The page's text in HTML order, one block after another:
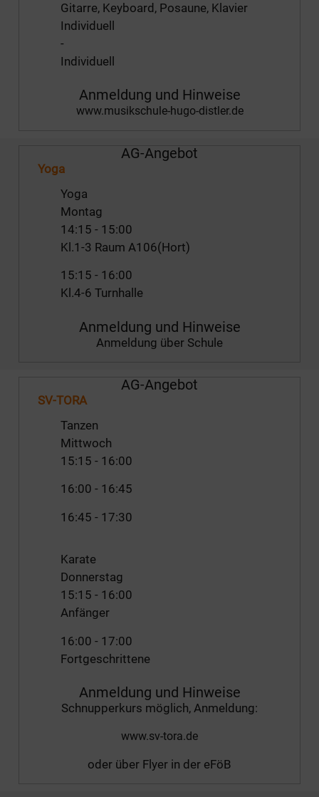
Gitarre, Keyboard, Posaune, Klavier
Individuell
-
Individuell
Anmeldung und Hinweise
www.musikschule-hugo-distler.de
AG-Angebot
Yoga
Yoga
Montag
14:15 - 15:00
Kl.1-3 Raum A106(Hort)
15:15 - 16:00
Kl.4-6 Turnhalle
Anmeldung und Hinweise
Anmeldung über Schule
AG-Angebot
SV-TORA
Tanzen
Mittwoch
15:15 - 16:00
16:00 - 16:45
16:45 - 17:30
Karate
Donnerstag
15:15 - 16:00
Anfänger
16:00 - 17:00
Fortgeschrittene
Anmeldung und Hinweise
Schnupperkurs möglich, Anmeldung:
www.sv-tora.de
oder über Flyer in der eFöB